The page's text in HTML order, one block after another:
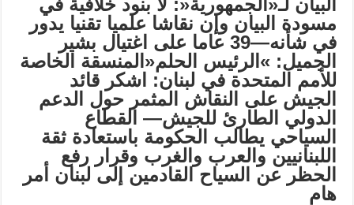
مسودة البيان وإن نقاشا علميا تقنيا يدور
في شأنه—39 عاما على اغتيال بشير
الجميل: »الرئيس الحلم« المنسقة الخاصة
للأمم المتحدة في لبنان: اشكر قائد
الجيش على النقاش المثمر حول الدعم
الدولي الطارئ للجيش— القطاع
السياحي يطالب الحكومة باستعادة ثقة
اللبنانيين والعرب والغرب وقرار رفع
الحظر عن السياح القادمين إلى لبنان أمر
هام